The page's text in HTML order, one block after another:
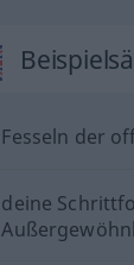
Fesseln der
deine